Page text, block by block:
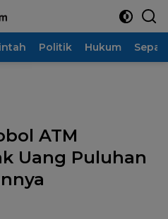
Politik Hukum
ATM
Uang Puluhan